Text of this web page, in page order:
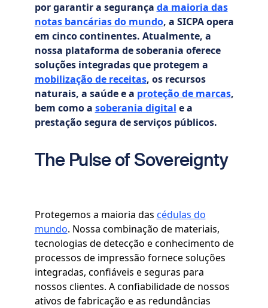
por garantir a segurança da maioria das
notas bancárias do mundo, a SICPA opera
em cinco continentes. Atualmente, a
nossa plataforma de soberania oferece
soluções integradas que protegem a
mobilização de receitas, os recursos
naturais, a saúde e a proteção de marcas,
bem como a soberania digital e a
prestação segura de serviços públicos.
The Pulse of Sovereignty
Protegemos a maioria das cédulas do
mundo. Nossa combinação de materiais,
tecnologias de detecção e conhecimento de
processos de impressão fornece soluções
integradas, confiáveis e seguras para
nossos clientes. A confiabilidade de nossos
ativos de fabricação e as redundâncias